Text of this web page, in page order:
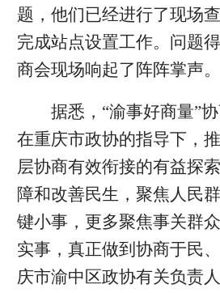
题，他们已经进行了现场
完成站点设置工作。问题
商会现场响起了阵阵掌声。
据悉，“渝事好商量”
在重庆市政协的指导下，
层协商有效衔接的有益探
障和改善民生，聚焦人民
键小事，更多聚焦事关群
实事，真正做到协商于民
庆市渝中区政协有关负责人